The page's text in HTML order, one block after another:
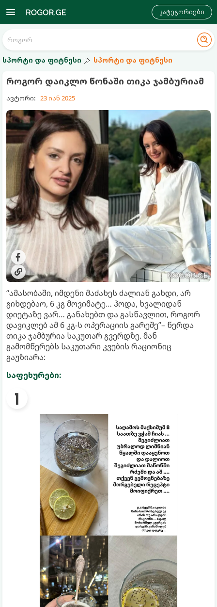
კატეგორიები
სპორტი და ფიტნესი სპორტი და ფიტნესი
როგორ დაიკლო წონაში თიკა ჯამბურიამ
ავტორი: 23 იან 2025
“ამასობაში, იმდენი მაძახეს ძალიან გახდი, არ
გიხდებაო, 6 კგ მოვიმატე… ჰოდა, ხვალიდან
დიეტაზე ვარ… განახებთ და გასწავლით, როგორ
დავიკლებ ამ 6 კგ-ს ოპერაციის გარეშე”– წერდა
თიკა ჯამბურია საკუთარ გვერდზე. მან
გამომწერებს საკუთარი კვების რაციონიც
გაუზიარა:
საფეხურები: